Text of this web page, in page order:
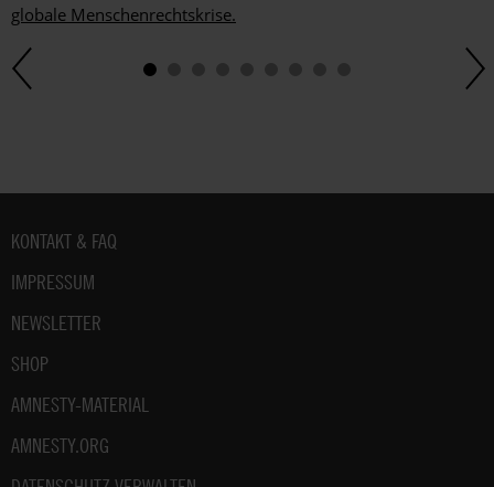
globale Menschenrechtskrise.
Fußbereich
KONTAKT & FAQ
IMPRESSUM
NEWSLETTER
SHOP
AMNESTY-MATERIAL
AMNESTY.ORG